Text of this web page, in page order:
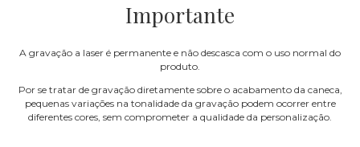
Importante
A gravação a laser é permanente e não descasca com o uso normal do
produto.
Por se tratar de gravação diretamente sobre o acabamento da caneca,
pequenas variações na tonalidade da gravação podem ocorrer entre
diferentes cores, sem comprometer a qualidade da personalização.